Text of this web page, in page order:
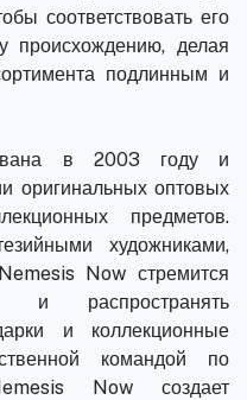
соответствовать его
происхождению, делая
подлинным и
в 2003 году и
оригинальных оптовых
предметов.
художниками,
Now стремится
и распространять
и коллекционные
командой по
Now создает